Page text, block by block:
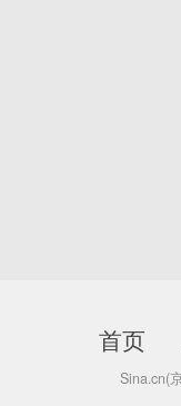
首页
Sina.cn(